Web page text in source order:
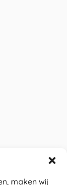
maken wij